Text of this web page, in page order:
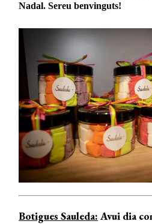
Nadal. Sereu benvinguts!
Botigues Sauleda: Avui dia